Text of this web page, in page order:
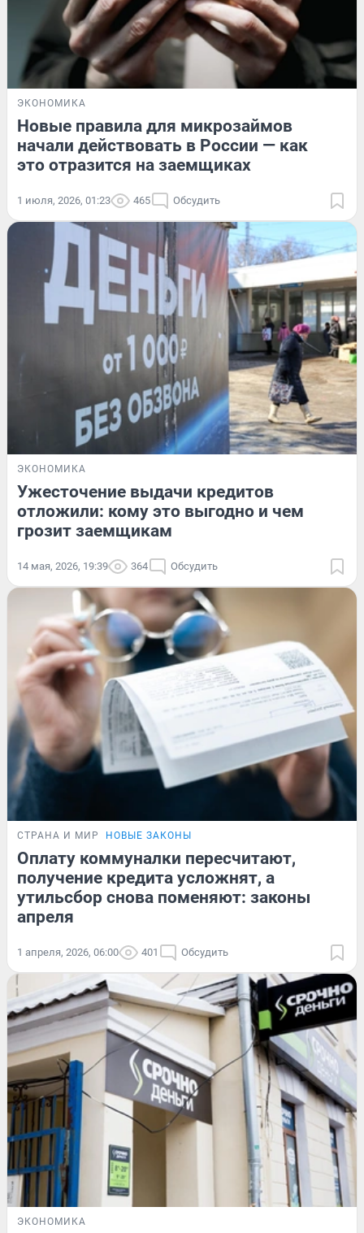
ЭКОНОМИКА
Новые правила для микрозаймов
начали действовать в России — как
это отразится на заемщиках
1 июля, 2026, 01:23 465 Обсудить
ЭКОНОМИКА
Ужесточение выдачи кредитов
отложили: кому это выгодно и чем
грозит заемщикам
14 мая, 2026, 19:39 364 Обсудить
СТРАНА И МИР НОВЫЕ ЗАКОНЫ
Оплату коммуналки пересчитают,
получение кредита усложнят, а
утильсбор снова поменяют: законы
апреля
1 апреля, 2026, 06:00 401 Обсудить
ЭКОНОМИКА